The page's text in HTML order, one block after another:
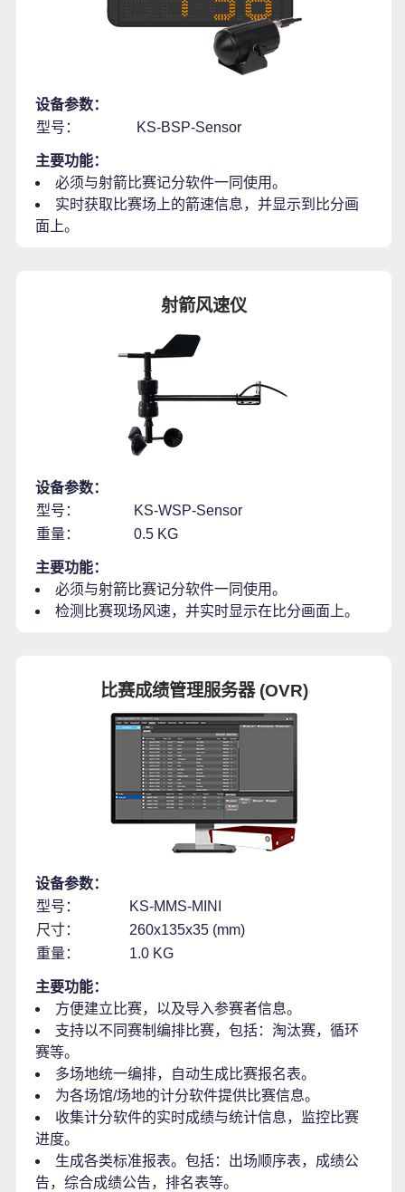
设备参数：
型号：
KS-BSP-Sensor
主要功能：
必须与射箭比赛记分软件一同使用。
实时获取比赛场上的箭速信息，并显示到比分画
面上。
射箭风速仪
设备参数：
型号：
KS-WSP-Sensor
重量：
0.5 KG
主要功能：
必须与射箭比赛记分软件一同使用。
检测比赛现场风速，并实时显示在比分画面上。
比赛成绩管理服务器 (OVR)
设备参数：
型号：
KS-MMS-MINI
尺寸：
260x135x35 (mm)
重量：
1.0 KG
主要功能：
方便建立比赛，以及导入参赛者信息。
支持以不同赛制编排比赛，包括：淘汰赛，循环
赛等。
多场地统一编排，自动生成比赛报名表。
为各场馆/场地的计分软件提供比赛信息。
收集计分软件的实时成绩与统计信息，监控比赛
进度。
生成各类标准报表。包括：出场顺序表，成绩公
告，综合成绩公告，排名表等。